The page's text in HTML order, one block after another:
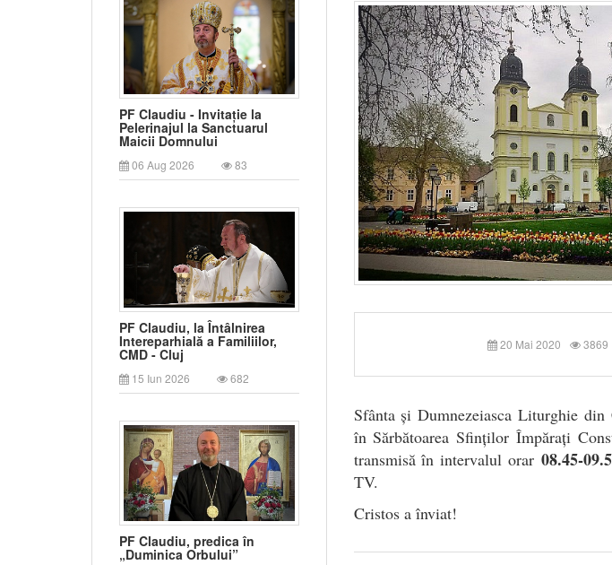
PF Claudiu - Invitație la
Pelerinajul la Sanctuarul
Maicii Domnului
06 Aug 2026 83
PF Claudiu, la Întâlnirea
Intereparhială a Familiilor,
CMD - Cluj
15 Iun 2026 682
PF Claudiu, predica în
„Duminica Orbului”
20 Mai 2020 3869
Sfânta și Dumnezeiasca Liturghie
în Sărbătoarea Sfinților Împărați
transmisă în intervalul orar 08.45-
TV.
Cristos a înviat!